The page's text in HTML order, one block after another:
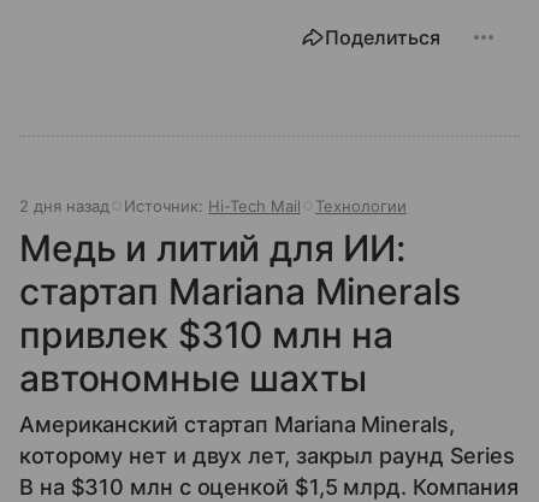
Поделиться
2 дня назад Источник: Hi-Tech Mail Технологии
Медь и литий для ИИ:
стартап Mariana Minerals
привлек $310 млн на
автономные шахты
Американский стартап Mariana Minerals,
которому нет и двух лет, закрыл раунд Series
B на $310 млн с оценкой $1,5 млрд. Компания